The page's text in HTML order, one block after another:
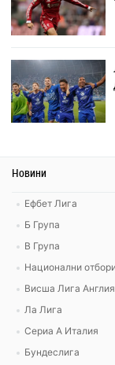
Новини
Ефбет Лига
Б Група
В Група
Национални
Висша Лига Англия
Ла Лига
Сериа А Италия
Бундеслига